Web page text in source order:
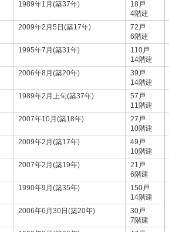
1989年1月(築37年)
18戸
4階建
2009年2月5日(築17年)
72戸
6階建
1995年7月(築31年)
110戸
14階建
2006年8月(築20年)
39戸
14階建
1989年2月上旬(築37年)
57戸
11階建
2007年10月(築18年)
27戸
10階建
2009年2月(築17年)
49戸
10階建
2007年2月(築19年)
21戸
6階建
1990年9月(築35年)
150戸
14階建
2006年6月30日(築20年)
30戸
7階建